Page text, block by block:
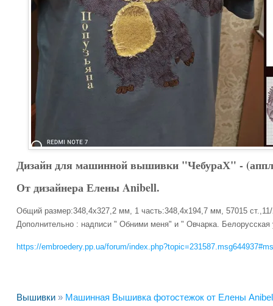
Дизайн для машинной вышивки "ЧебураХ" -
От дизайнера Елены Anibell.
Общий размер:348,4х327,2 мм, 1 часть:348,4х194,7 мм, 57015
Дополнительно : надписи " Обними меня" и " Овчарка. Белорусская
https://embroedery.pp.ua/forum/
Вышивки » Машинная Вышивка фотостежок от Елены